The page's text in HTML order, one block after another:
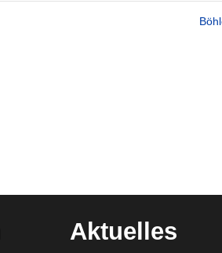
Aktuelles